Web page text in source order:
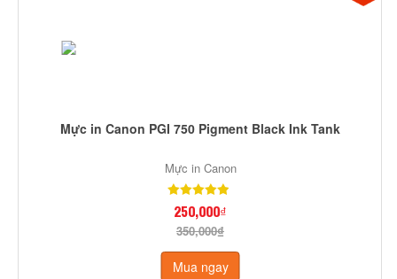
Mực in Canon PGI 750 Pigment Black Ink Tank
Mực in Canon
250,000₫
350,000₫
Mua ngay